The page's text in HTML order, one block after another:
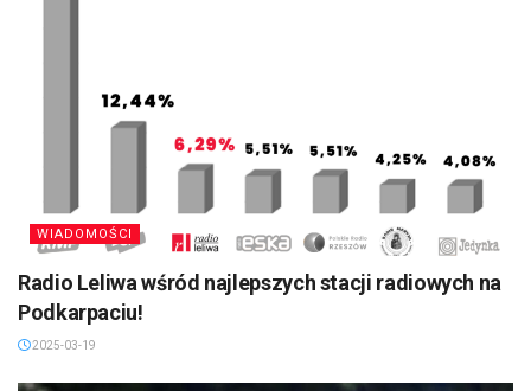
WIADOMOŚCI
Radio Leliwa wśród najlepszych stacji radiowych na
Podkarpaciu!
2025-03-19